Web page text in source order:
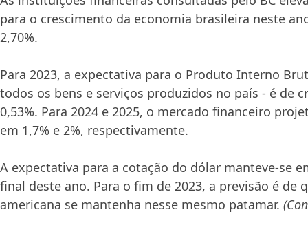
para o crescimento da economia brasileira neste
2,70%.
Para 2023, a expectativa para o Produto Interno
todos os bens e serviços produzidos no país - é de
0,53%. Para 2024 e 2025, o mercado financeiro
em 1,7% e 2%, respectivamente.
A expectativa para a cotação do dólar manteve-se
final deste ano. Para o fim de 2023, a previsão é de
americana se mantenha nesse mesmo patamar.